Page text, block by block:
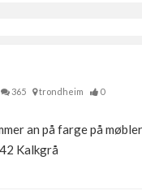
365 trondheim 0
an på farge på
Kalkgrå